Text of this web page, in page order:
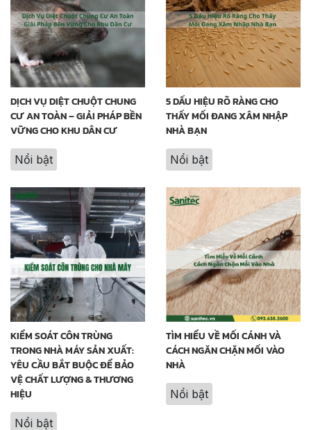
DỊCH VỤ DIỆT CHUỘT CHUNG
CƯ AN TOÀN – GIẢI PHÁP BỀN
VỮNG CHO KHU DÂN CƯ
Nổi bật
5 DẤU HIỆU RÕ RÀNG CHO
THẤY MỐI ĐANG XÂM NHẬP
NHÀ BẠN
Nổi bật
KIỂM SOÁT CÔN TRÙNG
TRONG NHÀ MÁY SẢN XUẤT:
YÊU CẦU BẮT BUỘC ĐỂ BẢO
VỆ CHẤT LƯỢNG & THƯƠNG
HIỆU
Nổi bật
TÌM HIỂU VỀ MỐI CÁNH VÀ
CÁCH NGĂN CHẶN MỐI VÀO
NHÀ
Nổi bật